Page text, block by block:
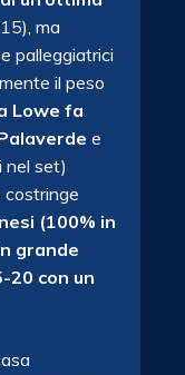
ma
palleggiatrici
il peso
Lowe fa
e
nel set)
costringe
(100% in
grande
20 con un